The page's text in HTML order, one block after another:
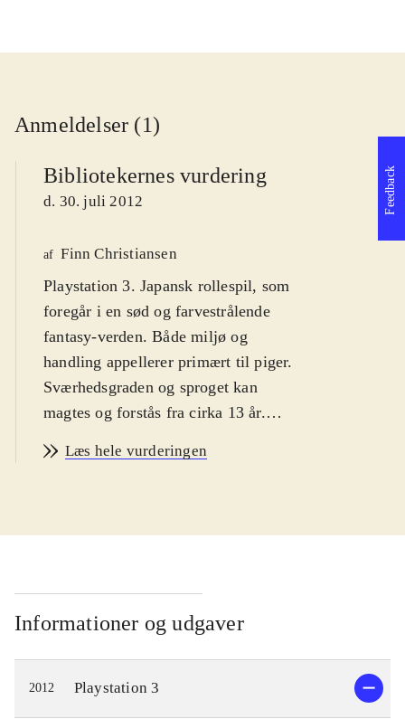
Anmeldelser (1)
Bibliotekernes vurdering
d. 30. juli 2012
af Finn Christiansen
Playstation 3. Japansk rollespil, som
foregår i en sød og farvestrålende
fantasy-verden. Både miljø og
handling appellerer primært til piger.
Sværhedsgraden og sproget kan
magtes og forstås fra cirka 13 år.
og grimt sprog. Ikonerne er i dén
Atelier-serie, og det tredje som er
Gameplay er i store træk meget
lignende forgængeren i serien,
Atelier Totori - the adventurer of
Arland. Hovedpersonen i
nærværende spil er prinsessen
Meruru, som egentlig ikke gider være
Læs hele vurderingen
Informationer og udgaver
2012 Playstation 3
Feedback